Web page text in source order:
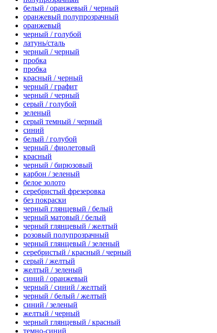
белый / оранжевый / черный
оранжевый полупрозрачный
оранжевый
черный / голубой
латунь/сталь
черный / черный
пробка
пробка
красный / черный
черный / графит
черный / черный
серый / голубой
зеленый
серый темный / черный
синий
белый / голубой
черный / фиолетовый
красный
черный / бирюзовый
карбон / зеленый
белое золото
серебристый фрезеровка
без покраски
черный глянцевый / белый
черный матовый / белый
черный глянцевый / желтый
розовый полупрозрачный
черный глянцевый / зеленый
серебристый / красный / черный
серый / желтый
желтый / зеленый
синий / оранжевый
черный / синий / желтый
черный / белый / желтый
синий / зеленый
желтый / черный
черный глянцевый / красный
темно-синий